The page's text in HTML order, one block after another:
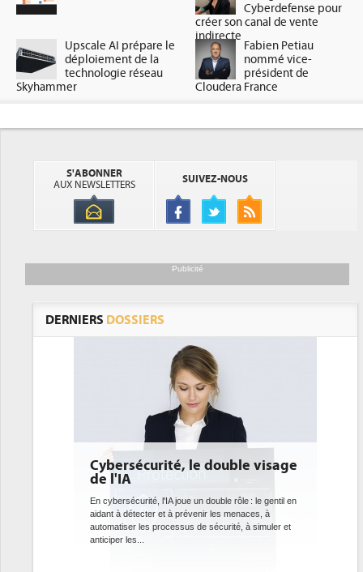
Cyberdefense pour
créer son canal de vente
indirecte
Upscale AI prépare le
déploiement de la
technologie réseau
Skyhammer
Fabien Petiau
nommé vice-
président de
Cloudera France
S'ABONNER
AUX NEWSLETTERS
SUIVEZ-NOUS
Publicité
DERNIERS DOSSIERS
double visage
double rôle : le gentil en
sécurité, à simuler et
DEE: l'efficacité énergétique
bientôt une obligation pour les
datacenters
Des datacenters plus durables et plus efficaces, c'est
ce que recherchent les pouvoirs publics européens
avec la mise en oeuvre de la nouvelle Directive sur